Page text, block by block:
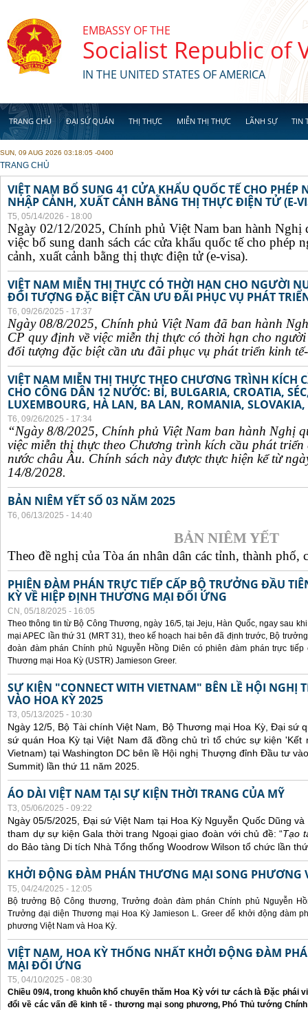
EMBASSY OF THE
Socialist Republic of
IN THE UNITED STATES OF AMERICA
TRANG CHỦ ĐẠI SỨ QUÁN THỊ THỰC MIỄN THỊ THỰC LÃNH SỰ TIN
SUN, 09 AUG 2026 03:18:05 -0400
YOU ARE HERE
TRANG CHỦ
VIỆT NAM BỔ SUNG 41 CỬA KHẨU QUỐC TẾ CHO
NHẬP CẢNH, XUẤT CẢNH BẰNG THỊ THỰC ĐIỆN TỬ (E-
T5, 05/14/2026 - 18:00
Ngày 02/12/2025, Chính phủ Việt Nam ban hành Nghị
việc bổ sung danh sách các cửa khẩu quốc tế cho phép
cảnh, xuất cảnh bằng thị thực điện tử (e-visa).
VIỆT NAM MIỄN THỊ THỰC CÓ THỜI HẠN CHO NGƯỜI
ĐỐI TƯỢNG ĐẶC BIỆT CẦN ƯU ĐÃI PHỤC VỤ PHÁT
T6, 09/26/2025 - 17:37
Ngày 08/8/2025, Chính phủ Việt Nam đã ban hành
CP quy định về việc miễn thị thực có thời hạn cho
đối tượng đặc biệt cần ưu đãi phục vụ phát triển kinh
VIỆT NAM MIỄN THỊ THỰC THEO CHƯƠNG TRÌNH KÍCH
CHO CÔNG DÂN 12 NƯỚC: BỈ, BULGARIA, CROATIA,
LUXEMBOURG, HÀ LAN, BA LAN, ROMANIA, SLOVAKIA,
T6, 09/26/2025 - 17:34
“Ngày 8/8/2025, Chính phủ Việt Nam ban hành Nghị
việc miễn thị thực theo Chương trình kích cầu phát
nước châu Âu. Chính sách này được thực hiện kể từ
14/8/2028.
BẢN NIÊM YẾT SỐ 03 NĂM 2025
T6, 06/13/2025 - 14:40
BẢN NIÊM YẾT
Theo đề nghị của Tòa án nhân dân các tỉnh, thành phố,
PHIÊN ĐÀM PHÁN TRỰC TIẾP CẤP BỘ TRƯỞNG ĐẦU
KỲ VỀ HIỆP ĐỊNH THƯƠNG MẠI ĐỐI ỨNG
CN, 05/18/2025 - 16:05
Theo thông tin từ Bộ Công Thương, ngày 16/5, tại Jeju, Hàn Quốc, ngay sau
mại APEC lần thứ 31 (MRT 31), theo kế hoạch hai bên đã định trước, Bộ
đoàn đàm phán Chính phủ Nguyễn Hồng Diên có phiên đàm phán trực
Thương mại Hoa Kỳ (USTR) Jamieson Greer.
SỰ KIỆN "CONNECT WITH VIETNAM" BÊN LỀ HỘI
VÀO HOA KỲ 2025
T3, 05/13/2025 - 10:30
Ngày 12/5, Bộ Tài chính Việt Nam, Bộ Thương mại Hoa Kỳ, Đại sứ
sứ quán Hoa Kỳ tại Việt Nam đã đồng chủ trì tổ chức sự kiện 'Kết
Vietnam) tại Washington DC bên lề Hội nghị Thượng đỉnh Đầu tư
Summit) lần thứ 11 năm 2025.
ÁO DÀI VIỆT NAM TẠI SỰ KIỆN THỜI TRANG CỦA MỸ
T3, 05/06/2025 - 09:22
Ngày 05/5/2025, Đại sứ Việt Nam tại Hoa Kỳ Nguyễn Quốc Dũng
tham dự sự kiện Gala thời trang Ngoại giao đoàn với chủ đề: “Tạo
do Bảo tàng Di tích Nhà Tổng thống Woodrow Wilson tổ chức lần
KHỞI ĐỘNG ĐÀM PHÁN THƯƠNG MẠI SONG PHƯƠNG
T5, 04/24/2025 - 12:05
Bộ trưởng Bộ Công thương, Trưởng đoàn đàm phán Chính phủ Nguyễn
Trưởng đại diện Thương mại Hoa Kỳ Jamieson L. Greer để khởi động đàm
phương Việt Nam và Hoa Kỳ.
VIỆT NAM, HOA KỲ THỐNG NHẤT KHỞI ĐỘNG ĐÀM
MẠI ĐỐI ỨNG
T5, 04/10/2025 - 08:30
Chiều 09/4, trong khuôn khổ chuyến thăm Hoa Kỳ với tư cách là Đặc phái
đổi về các vấn đề kinh tế - thương mại song phương, Phó Thủ tướng